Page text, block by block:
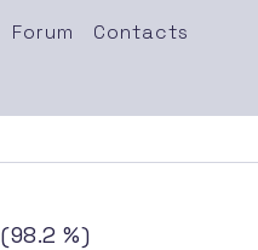
Forum
Contacts
(98.2 %)